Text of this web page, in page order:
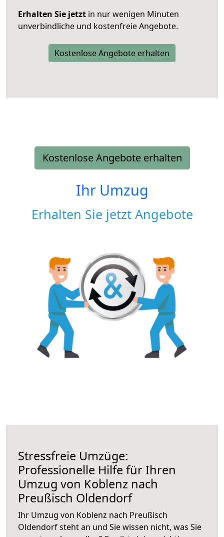
Erhalten Sie jetzt in nur wenigen Minuten
unverbindliche und kostenfreie Angebote.
Kostenlose Angebote erhalten
Kostenlose Angebote erhalten
Ihr Umzug
Erhalten Sie jetzt Angebote
Stressfreie Umzüge:
Professionelle Hilfe für Ihren
Umzug von Koblenz nach
Preußisch Oldendorf
Ihr Umzug von Koblenz nach Preußisch
Oldendorf steht an und Sie wissen nicht, was Sie